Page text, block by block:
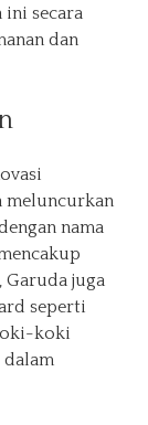
ini secara
dan
meluncurkan
nama
Garuda juga
seperti
koki
dalam